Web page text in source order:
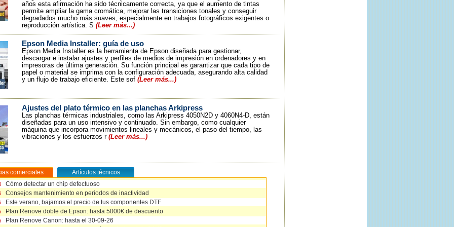
años esta afirmación ha sido técnicamente correcta, ya que el aumento de tintas
permite ampliar la gama cromática, mejorar las transiciones tonales y conseguir
degradados mucho más suaves, especialmente en trabajos fotográficos exigentes o
reproducción artística. S (Leer más...)
Epson Media Installer: guía de uso
Epson Media Installer es la herramienta de Epson diseñada para gestionar,
descargar e instalar ajustes y perfiles de medios de impresión en ordenadores y en
impresoras de última generación. Su función principal es garantizar que cada tipo de
papel o material se imprima con la configuración adecuada, asegurando alta calidad
y un flujo de trabajo eficiente. Este sof (Leer más...)
Ajustes del plato térmico en las planchas Arkipress
Las planchas térmicas industriales, como las Arkipress 4050N2D y 4060N4-D, están
diseñadas para un uso intensivo y continuado. Sin embargo, como cualquier
máquina que incorpora movimientos lineales y mecánicos, el paso del tiempo, las
vibraciones y los esfuerzos r (Leer más...)
comerciales
Cómo detectar un chip defectuoso
Consejos mantenimiento en periodos de inactividad
Este verano, bajamos el precio de tus componentes DTF
Plan Renove doble de Epson: hasta 5000€ de descuento
Plan Renove Canon: hasta el 30-09-26
Artículos técnicos
Cómo detectar un chip defectuoso
Tintas Vs rentabilidad en impresión fotográfica
Epson Media Installer: guía de uso
Ajustes del plato térmico en las planchas Arkipress
Engrase del eje basculante en planchas neumáticas ArkiPress 4050